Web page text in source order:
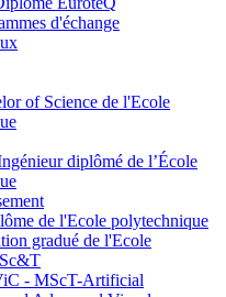
d'échange
of Science de l'Ecole
diplômé de l’École
de l'Ecole polytechnique
gradué de l'Ecole
- MScT-Artificial